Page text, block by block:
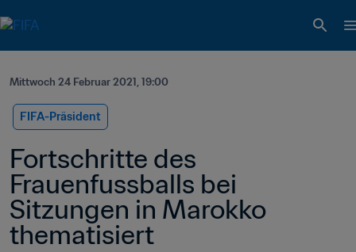
Mittwoch 24 Februar 2021, 19:00
FIFA-Präsident
Fortschritte des
Frauenfussballs bei
Sitzungen in Marokko
thematisiert